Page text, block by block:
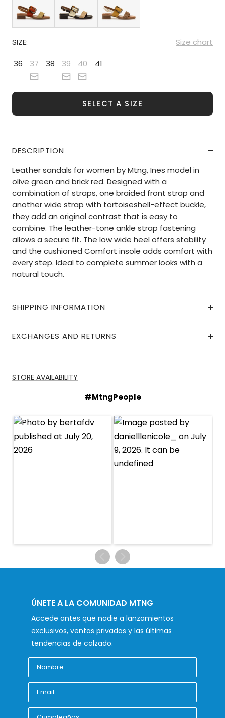
SIZE: Size chart
36 37 38 39 40 41
SELECT A SIZE
DESCRIPTION
Leather sandals for women by Mtng, Ines model in
olive green and brick red. Designed with a
combination of straps, one braided front strap and
another wide strap with tortoiseshell-effect buckle,
they add an original contrast that is easy to
combine. The leather-tone ankle strap fastening
allows a secure fit. The low wide heel offers stability
and the cushioned Comfort insole adds comfort with
every step. Ideal to complete summer looks with a
natural touch.
SHIPPING INFORMATION
EXCHANGES AND RETURNS
STORE AVAILABILITY
#MtngPeople
ÚNETE A LA COMUNIDAD MTNG
Accede antes que nadie a lanzamientos
exclusivos, ventas privadas y las últimas
tendencias de calzado.